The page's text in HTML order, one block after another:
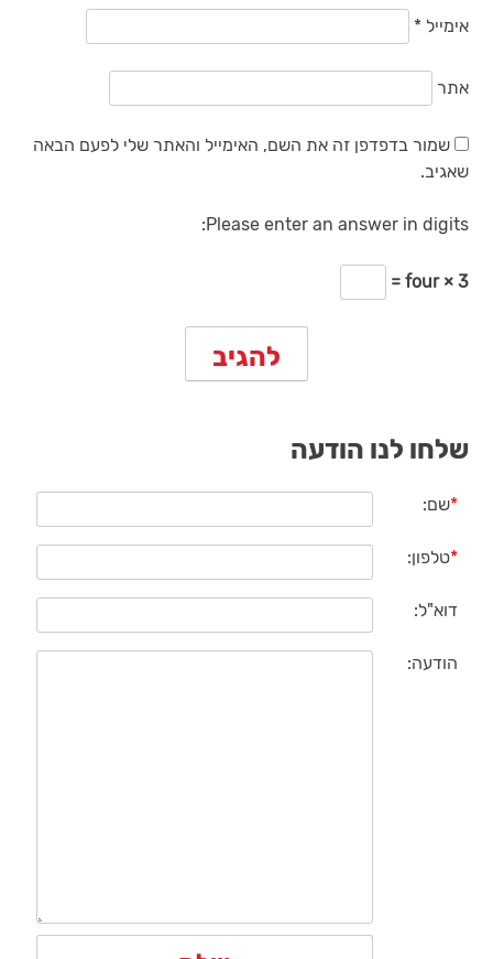
אימייל*
אתר
שמור בדפדפן זה את השם, האימייל והאתר שלי לפעם הבאה
שאגיב.
Please enter an answer in digits:
four × 3 =
שלחו לנו הודעה
*שם:
*טלפון:
דוא"ל:
הודעה: